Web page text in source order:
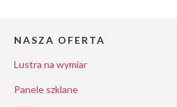
NASZA OFERTA
Lustra na wymiar
Panele szklane